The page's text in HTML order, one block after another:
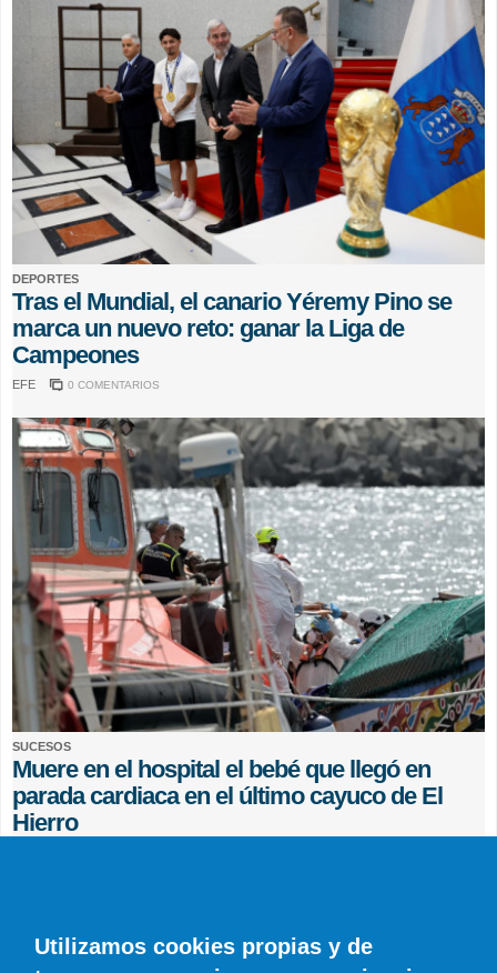
DEPORTES
Tras el Mundial, el canario Yéremy Pino se
marca un nuevo reto: ganar la Liga de
Campeones
EFE 0 COMENTARIOS
SUCESOS
Muere en el hospital el bebé que llegó en
parada cardiaca en el último cayuco de El
Hierro
Utilizamos cookies propias y de